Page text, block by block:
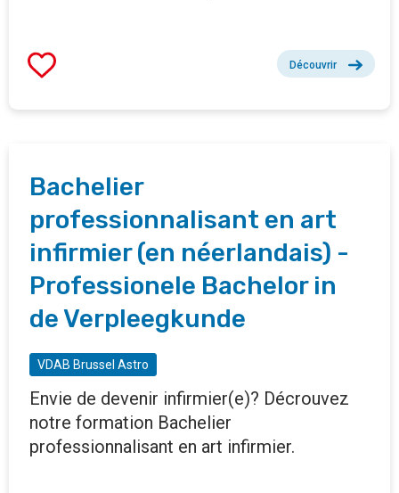
Découvrir
Bachelier
professionnalisant en art
infirmier (en néerlandais) -
Professionele Bachelor in
de Verpleegkunde
VDAB Brussel Astro
Envie de devenir infirmier(e)? Décrouvez
notre formation Bachelier
professionnalisant en art infirmier.